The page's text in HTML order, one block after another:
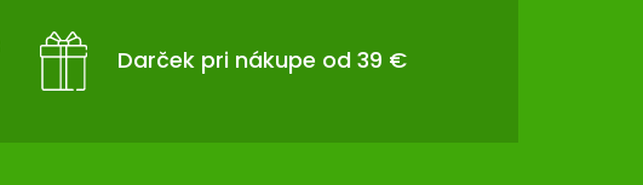
Darček pri nákupe od 39 €